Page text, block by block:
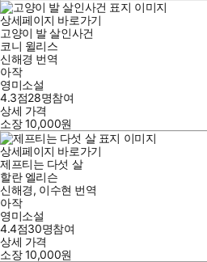
상세페이지 바로가기
고양이 발 살인사건
코니 윌리스
신해경 번역
아작
영미소설
4.3점28명참여
상세 가격
소장10,000원
상세페이지 바로가기
제프티는 다섯 살
할란 엘리슨
신해경, 이수현 번역
아작
영미소설
4.4점30명참여
상세 가격
소장10,000원